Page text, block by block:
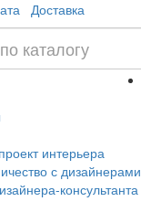
Доставка
интерьера
с дизайнерами
консультанта